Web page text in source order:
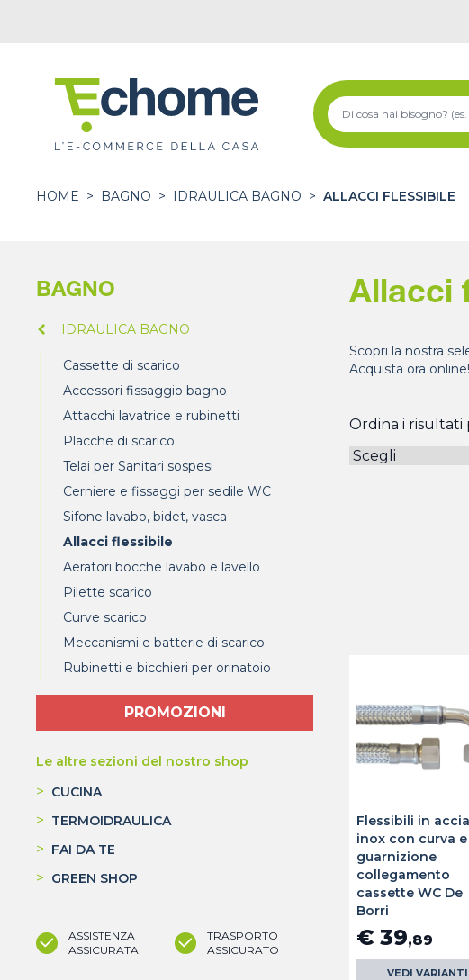
HOME > BAGNO > IDRAULICA BAGNO > ALLACCI FLESSIBILE
BAGNO
IDRAULICA BAGNO
Cassette di scarico
Accessori fissaggio bagno
Attacchi lavatrice e rubinetti
Placche di scarico
Telai per Sanitari sospesi
Cerniere e fissaggi per sedile WC
Sifone lavabo, bidet, vasca
Allacci flessibile
Aeratori bocche lavabo e lavello
Pilette scarico
Curve scarico
Meccanismi e batterie di scarico
Rubinetti e bicchieri per orinatoio
PROMOZIONI
Le altre sezioni del nostro shop
> CUCINA
> TERMOIDRAULICA
> FAI DA TE
> GREEN SHOP
ASSISTENZA
ASSICURATA
TRASPORTO
ASSICURATO
Allacci
Scopri la nostra
Acquista ora online!
Ordina i risultati
Flessibili in
inox con curva e
guarnizione
collegamento
cassette WC De
Borri
€ 39,89
VEDI VARIANTI